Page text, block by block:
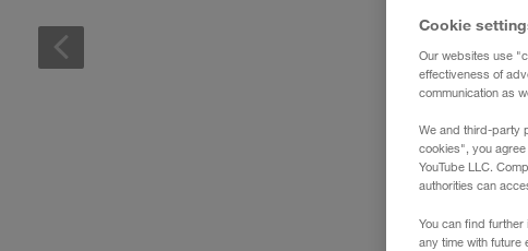
Cookie
Our websites use
effectiveness of
communication as
We and third-party
cookies", you
YouTube LLC.
authorities can
You can find further
any time with